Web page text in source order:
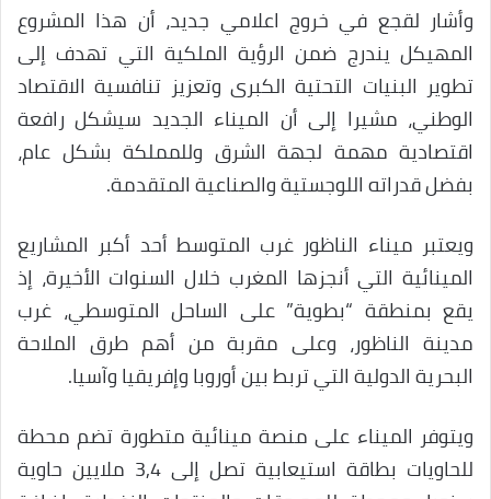
وأشار لقجع في خروج اعلامي جديد، أن هذا المشروع
المهيكل يندرج ضمن الرؤية الملكية التي تهدف إلى
تطوير البنيات التحتية الكبرى وتعزيز تنافسية الاقتصاد
الوطني، مشيرا إلى أن الميناء الجديد سيشكل رافعة
اقتصادية مهمة لجهة الشرق وللمملكة بشكل عام،
بفضل قدراته اللوجستية والصناعية المتقدمة.
ويعتبر ميناء الناظور غرب المتوسط أحد أكبر المشاريع
المينائية التي أنجزها المغرب خلال السنوات الأخيرة، إذ
يقع بمنطقة “بطوية” على الساحل المتوسطي، غرب
مدينة الناظور، وعلى مقربة من أهم طرق الملاحة
البحرية الدولية التي تربط بين أوروبا وإفريقيا وآسيا.
ويتوفر الميناء على منصة مينائية متطورة تضم محطة
للحاويات بطاقة استيعابية تصل إلى 3,4 ملايين حاوية